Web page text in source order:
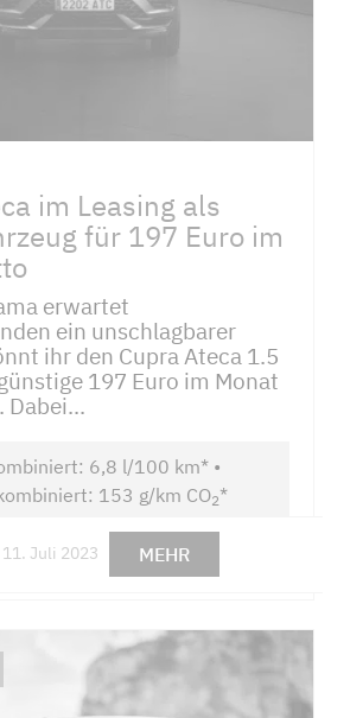
im Leasing als
für 197 Euro im
erwartet
ein unschlagbarer
ihr den Cupra Ateca 1.5
197 Euro im Monat
Dabei...
6,8 l/100 km* •
153 g/km CO2*
11. Juli 2023 MEHR